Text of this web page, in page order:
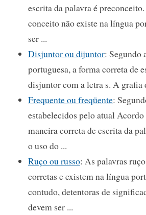
escrita da palavra é
conceito não existe na língua
ser ...
Disjuntor ou dijuntor: Segundo
portuguesa, a forma correta de
disjuntor com a letra s. A grafia
Frequente ou freqüente:
estabelecidos pelo atual
maneira correta de escrita da
o uso do ...
Ruço ou russo: As palavras
corretas e existem na língua
contudo, detentoras de
devem ser ...